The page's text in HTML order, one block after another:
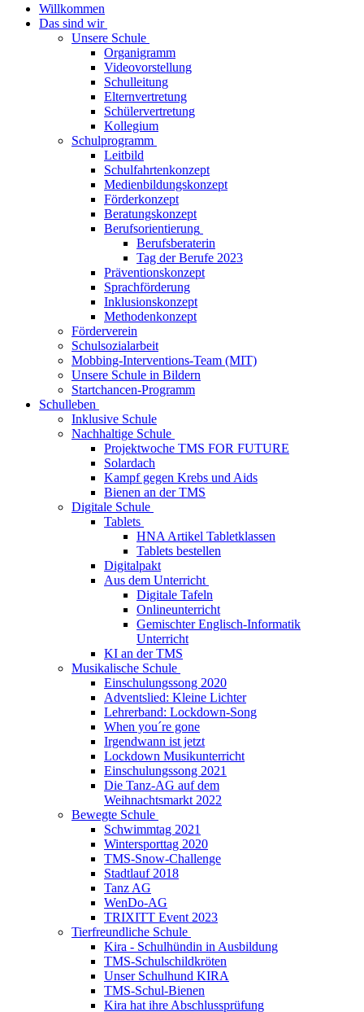
Willkommen
Das sind wir
Unsere Schule
Organigramm
Videovorstellung
Schulleitung
Elternvertretung
Schülervertretung
Kollegium
Schulprogramm
Leitbild
Schulfahrtenkonzept
Medienbildungskonzept
Förderkonzept
Beratungskonzept
Berufsorientierung
Berufsberaterin
Tag der Berufe 2023
Präventionskonzept
Sprachförderung
Inklusionskonzept
Methodenkonzept
Förderverein
Schulsozialarbeit
Mobbing-Interventions-Team (MIT)
Unsere Schule in Bildern
Startchancen-Programm
Schulleben
Inklusive Schule
Nachhaltige Schule
Projektwoche TMS FOR FUTURE
Solardach
Kampf gegen Krebs und Aids
Bienen an der TMS
Digitale Schule
Tablets
HNA Artikel Tabletklassen
Tablets bestellen
Digitalpakt
Aus dem Unterricht
Digitale Tafeln
Onlineunterricht
Gemischter Englisch-Informatik
Unterricht
KI an der TMS
Musikalische Schule
Einschulungssong 2020
Adventslied: Kleine Lichter
Lehrerband: Lockdown-Song
When you´re gone
Irgendwann ist jetzt
Lockdown Musikunterricht
Einschulungssong 2021
Die Tanz-AG auf dem
Weihnachtsmarkt 2022
Bewegte Schule
Schwimmtag 2021
Wintersporttag 2020
TMS-Snow-Challenge
Stadtlauf 2018
Tanz AG
WenDo-AG
TRIXITT Event 2023
Tierfreundliche Schule
Kira - Schulhündin in Ausbildung
TMS-Schulschildkröten
Unser Schulhund KIRA
TMS-Schul-Bienen
Kira hat ihre Abschlussprüfung